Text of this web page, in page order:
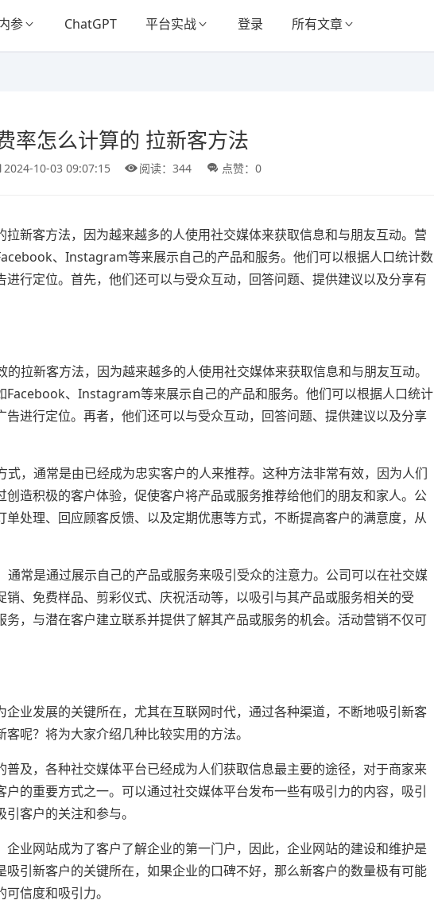
参 ChatGPT 平台实战 登录 所有文章
率怎么计算的 拉新客方法
2024-10-03 09:07:15 阅读：344 点赞：0
新客方法，因为越来越多的人使用社交媒体来获取信息和与朋友互动。营
、Instagram等来展示自己的产品和服务。他们可以根据人口统计数
行定位。首先，他们还可以与受众互动，回答问题、提供建议以及分享有
拉新客方法，因为越来越多的人使用社交媒体来获取信息和与朋友互动。
Facebook、Instagram等来展示自己的产品和服务。他们可以根据人口统计
进行定位。再者，他们还可以与受众互动，回答问题、提供建议以及分享
，通常是由已经成为忠实客户的人来推荐。这种方法非常有效，因为人们
造积极的客户体验，促使客户将产品或服务推荐给他们的朋友和家人。公
处理、回应顾客反馈、以及定期优惠等方式，不断提高客户的满意度，从
常是通过展示自己的产品或服务来吸引受众的注意力。公司可以在社交媒
、免费样品、剪彩仪式、庆祝活动等，以吸引与其产品或服务相关的受
，与潜在客户建立联系并提供了解其产品或服务的机会。活动营销不仅可
业发展的关键所在，尤其在互联网时代，通过各种渠道，不断地吸引新客
呢？将为大家介绍几种比较实用的方法。
及，各种社交媒体平台已经成为人们获取信息最主要的途径，对于商家来
的重要方式之一。可以通过社交媒体平台发布一些有吸引力的内容，吸引
客户的关注和参与。
业网站成为了客户了解企业的第一门户，因此，企业网站的建设和维护是
引新客户的关键所在，如果企业的口碑不好，那么新客户的数量极有可能
信度和吸引力。